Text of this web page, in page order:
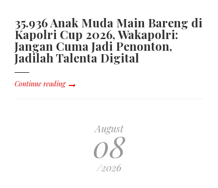
35.936 Anak Muda Main Bareng di
Kapolri Cup 2026, Wakapolri:
Jangan Cuma Jadi Penonton,
Jadilah Talenta Digital
Continue reading
August
08
/2026